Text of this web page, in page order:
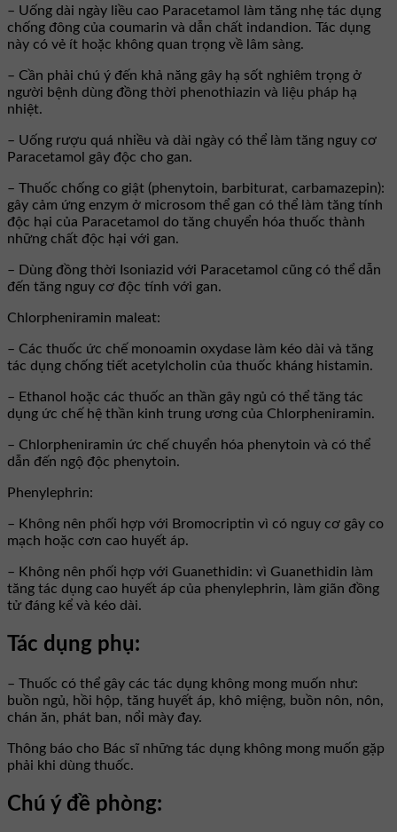
– Uống dài ngày liều cao Paracetamol làm tăng nhẹ tác dụng
chống đông của coumarin và dẫn chất indandion. Tác dụng
này có vẻ ít hoặc không quan trọng về lâm sàng.
– Cần phải chú ý đến khả năng gây hạ sốt nghiêm trọng ở
người bệnh dùng đồng thời phenothiazin và liệu pháp hạ
nhiệt.
– Uống rượu quá nhiều và dài ngày có thể làm tăng nguy cơ
Paracetamol gây độc cho gan.
– Thuốc chống co giật (phenytoin, barbiturat, carbamazepin):
gây cảm ứng enzym ở microsom thể gan có thể làm tăng tính
độc hại của Paracetamol do tăng chuyển hóa thuốc thành
những chất độc hại với gan.
– Dùng đồng thời Isoniazid với Paracetamol cũng có thể dẫn
đến tăng nguy cơ độc tính với gan.
Chlorpheniramin maleat:
– Các thuốc ức chế monoamin oxydase làm kéo dài và tăng
tác dụng chống tiết acetylcholin của thuốc kháng histamin.
– Ethanol hoặc các thuốc an thần gây ngủ có thể tăng tác
dụng ức chế hệ thần kinh trung ương của Chlorpheniramin.
– Chlorpheniramin ức chế chuyển hóa phenytoin và có thể
dẫn đến ngộ độc phenytoin.
Phenylephrin:
– Không nên phối hợp với Bromocriptin vì có nguy cơ gây co
mạch hoặc cơn cao huyết áp.
– Không nên phối hợp với Guanethidin: vì Guanethidin làm
tăng tác dụng cao huyết áp của phenylephrin, làm giãn đồng
tử đáng kể và kéo dài.
Tác dụng phụ:
– Thuốc có thể gây các tác dụng không mong muốn như:
buồn ngủ, hồi hộp, tăng huyết áp, khô miệng, buồn nôn, nôn,
chán ăn, phát ban, nổi mày đay.
Thông báo cho Bác sĩ những tác dụng không mong muốn gặp
phải khi dùng thuốc.
Chú ý đề phòng: